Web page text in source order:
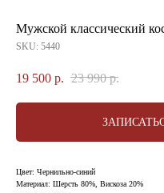
Мужской классический
SKU: 5440
19 500 р. 23 990 р.
Цвет: Чернильно-синий
Материал: Шерсть 80%, Вискоза 20%